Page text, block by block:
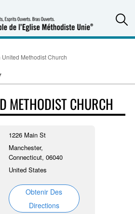
United Methodist Church
METHODIST CHURCH
1226 Main St
Manchester,
Connecticut, 06040
United States
Obtenir Des
Directions